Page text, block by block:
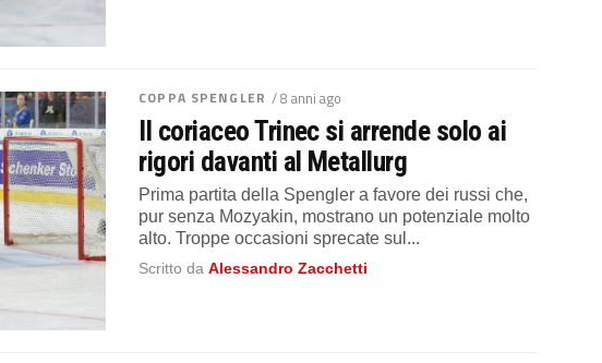
COPPA SPENGLER / 8 anni ago
Il coriaceo Trinec si arrende solo ai
rigori davanti al Metallurg
Prima partita della Spengler a favore dei russi che,
pur senza Mozyakin, mostrano un potenziale molto
alto. Troppe occasioni sprecate sul...
Scritto daAlessandro Zacchetti